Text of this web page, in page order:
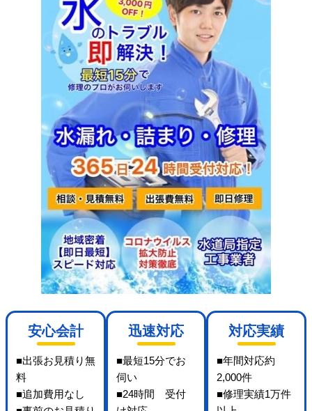
安心会計
■出張お見積り無
料
■追加費用なし
迅速対応
■最短15分でお
伺い
■24時間 受付
対応実績
■年間対応約
2,000件
■修理実績1万件